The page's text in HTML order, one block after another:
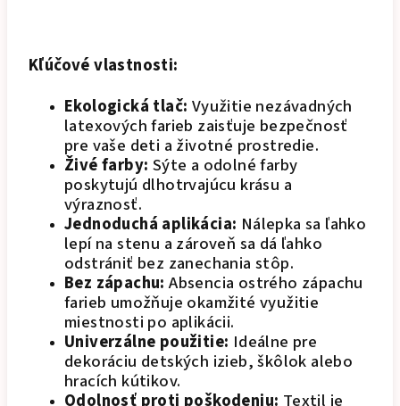
Kľúčové vlastnosti:
Ekologická tlač: Využitie nezávadných
latexových farieb zaisťuje bezpečnosť
pre vaše deti a životné prostredie.
Živé farby: Sýte a odolné farby
poskytujú dlhotrvajúcu krásu a
výraznosť.
Jednoduchá aplikácia: Nálepka sa ľahko
lepí na stenu a zároveň sa dá ľahko
odstrániť bez zanechania stôp.
Bez zápachu:Absencia ostrého zápachu
farieb umožňuje okamžité využitie
miestnosti po aplikácii.
Univerzálne použitie: Ideálne pre
dekoráciu detských izieb, škôlok alebo
hracích kútikov.
Odolnosť proti poškodeniu: Textil je